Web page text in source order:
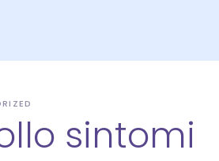
sintomi